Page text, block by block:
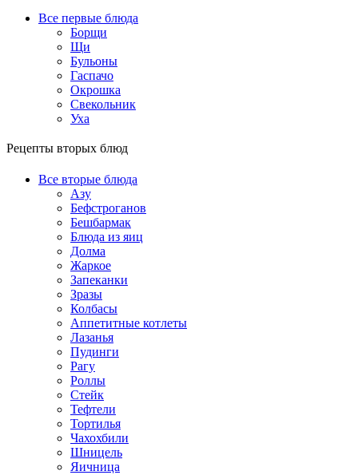
Все первые блюда
Борщи
Щи
Бульоны
Гаспачо
Окрошка
Свекольник
Уха
Рецепты вторых блюд
Все вторые блюда
Азу
Бефстроганов
Бешбармак
Блюда из яиц
Долма
Жаркое
Запеканки
Зразы
Колбасы
Аппетитные котлеты
Лазанья
Пудинги
Рагу
Роллы
Стейк
Тефтели
Тортилья
Чахохбили
Шницель
Яичница